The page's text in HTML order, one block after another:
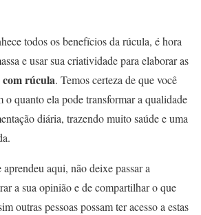
todos os benefícios da rúcula, é hora
e usar sua criatividade para elaborar as
com rúcula. Temos certeza de que você
o quanto ela pode transformar a qualidade
diária, trazendo muito saúde e uma
aqui, não deixe passar a
a sua opinião e de compartilhar o que
outras pessoas possam ter acesso a estas